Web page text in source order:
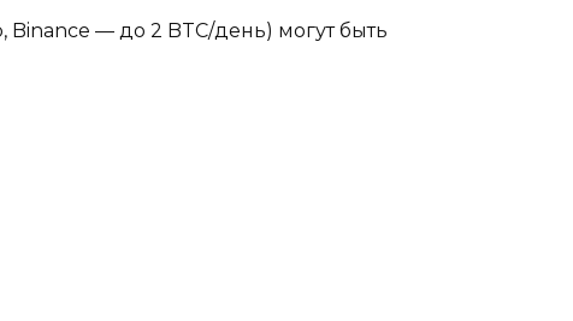
— до 2 BTC/день) могут быть